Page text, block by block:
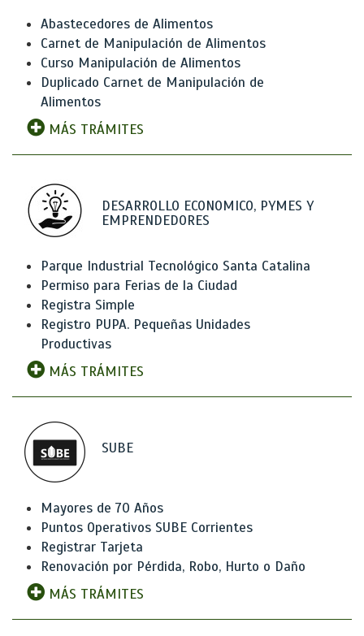
Abastecedores de Alimentos
Carnet de Manipulación de Alimentos
Curso Manipulación de Alimentos
Duplicado Carnet de Manipulación de
Alimentos
MÁS TRÁMITES
DESARROLLO ECONOMICO, PYMES Y
EMPRENDEDORES
Parque Industrial Tecnológico Santa Catalina
Permiso para Ferias de la Ciudad
Registra Simple
Registro PUPA. Pequeñas Unidades
Productivas
MÁS TRÁMITES
SUBE
Mayores de 70 Años
Puntos Operativos SUBE Corrientes
Registrar Tarjeta
Renovación por Pérdida, Robo, Hurto o Daño
MÁS TRÁMITES